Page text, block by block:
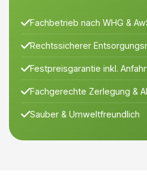
Fachbetrieb nach WHG &
Rechtssicherer
Festpreisgarantie inkl.
Fachgerechte Zerlegung &
Sauber & Umweltfreundlich